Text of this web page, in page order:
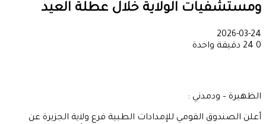
ومستشفيات الولاية خلال عطلة العيد
2026-03-24
0
دقيقة واحدة
الظهيرة – ودمدني :
أعلن الصندوق القومي للإمدادات الطبية فرع ولاية الجزيرة عن